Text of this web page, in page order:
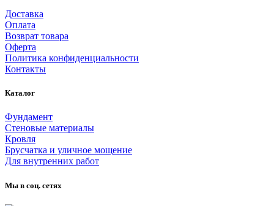
Доставка
Оплата
Возврат товара
Оферта
Политика конфиденциальности
Контакты
Каталог
Фундамент
Стеновые материалы
Кровля
Брусчатка и уличное мощение
Для внутренних работ
Мы в соц. сетях